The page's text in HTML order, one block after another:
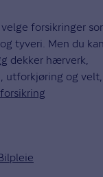
forsikringer
tyveri. Men du
dekker hærverk,
utforkjøring og velt,